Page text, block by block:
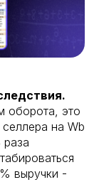
оборота, это
на Wb
выручки -